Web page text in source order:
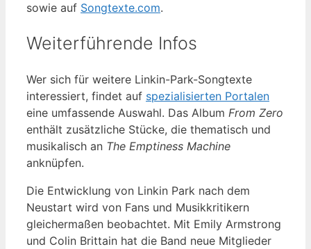
sowie auf Songtexte.com.
Weiterführende Infos
Wer sich für weitere Linkin-Park-Songtexte
interessiert, findet auf spezialisierten Portalen
eine umfassende Auswahl. Das Album From Zero
enthält zusätzliche Stücke, die thematisch und
musikalisch an The Emptiness Machine
anknüpfen.
Die Entwicklung von Linkin Park nach dem
Neustart wird von Fans und Musikkritikern
gleichermaßen beobachtet. Mit Emily Armstrong
und Colin Brittain hat die Band neue Mitglieder